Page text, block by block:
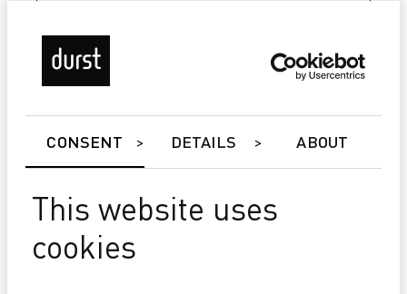
CONSENT DETAILS ABOUT
This website uses
cookies